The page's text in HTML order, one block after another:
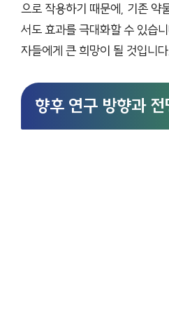
으로 작용하기 때문에, 기존 약
서도 효과를 극대화할 수 있습
자들에게 큰 희망이 될 것입니다.
향후 연구 방향과 전